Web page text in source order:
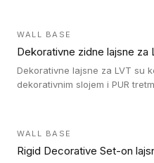
WALL BASE
Dekorativne zidne lajsne za
Dekorativne lajsne za LVT su
dekorativnim slojem i PUR
WALL BASE
Rigid Decorative Set-on